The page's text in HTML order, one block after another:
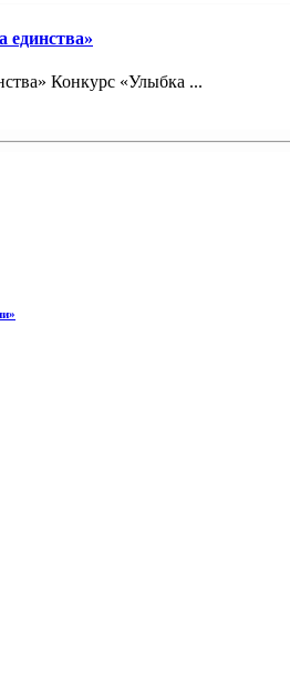
единства»
Конкурс «Улыбка ...